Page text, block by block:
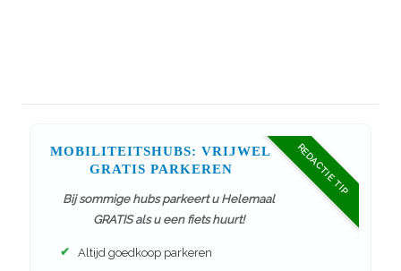
REDACTIE TIP
MOBILITEITSHUBS: VRIJWEL
GRATIS PARKEREN
Bij sommige hubs parkeert u Helemaal
GRATIS als u een fiets huurt!
✔ Altijd goedkoop parkeren